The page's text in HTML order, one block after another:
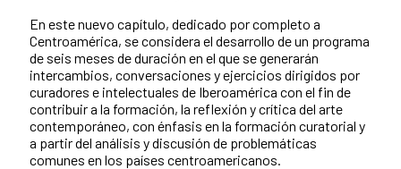
En este nuevo capítulo, dedicado por completo a
Centroamérica, se considera el desarrollo de un programa
de seis meses de duración en el que se generarán
intercambios, conversaciones y ejercicios dirigidos por
curadores e intelectuales de Iberoamérica con el fin de
contribuir a la formación, la reflexión y crítica del arte
contemporáneo, con énfasis en la formación curatorial y
a partir del análisis y discusión de problemáticas
comunes en los países centroamericanos.